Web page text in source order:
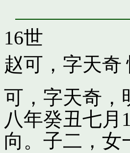
16世
赵可，字天奇
可，字天奇，
八年癸丑七月
向。子二，女